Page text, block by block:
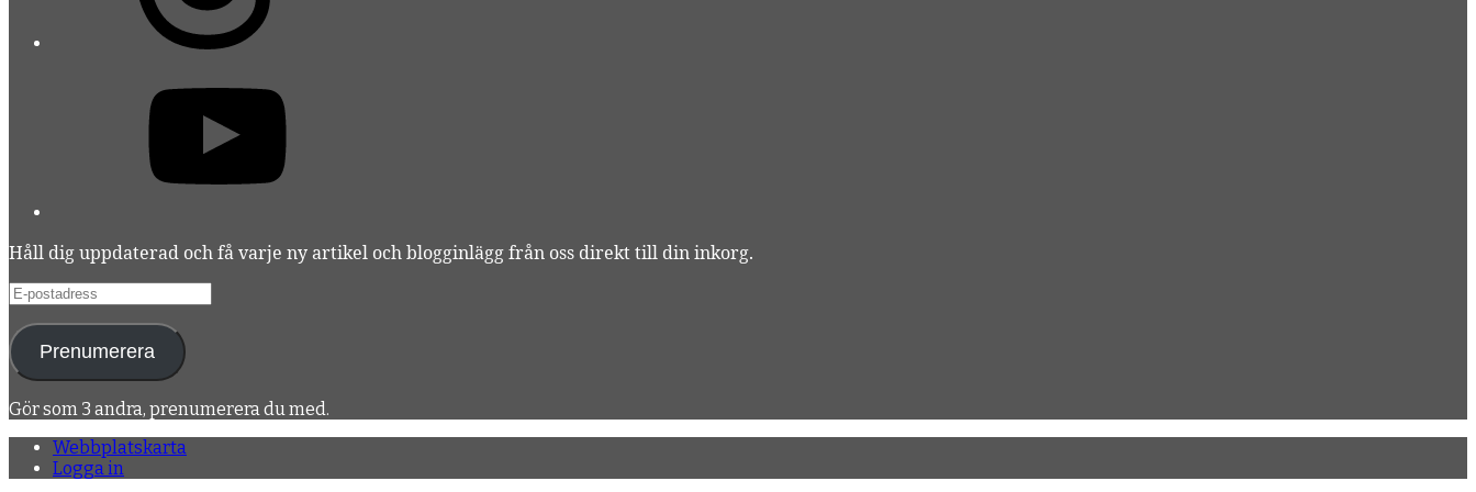
Håll dig uppdaterad och få varje ny artikel och blogginlägg från oss direkt till din inkorg.
E-
postadress
Prenumerera
Gör som 3 andra, prenumerera du med.
Webbplatskarta
Logga in